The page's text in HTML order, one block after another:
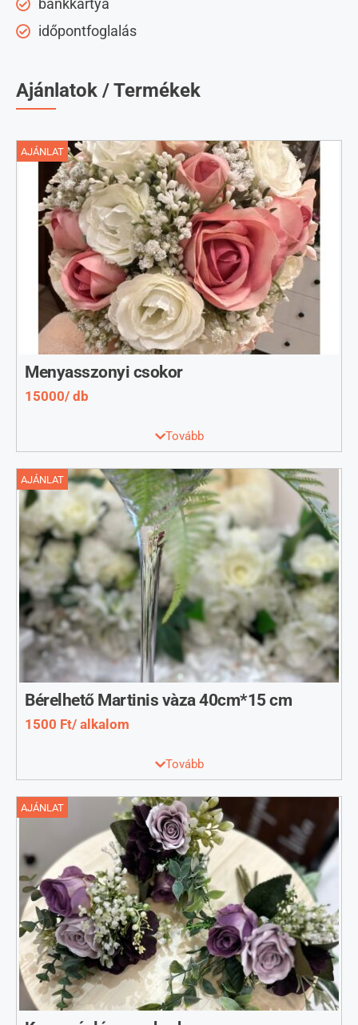
időpontfoglalás
Ajánlatok / Termékek
AJÁNLAT
Menyasszonyi csokor
15000/ db
Bármilyen színben kérhető. Tovább
AJÁNLAT
Bérelhető Martinis vàza 40cm*15 cm
1500 Ft/ alkalom
Tovább
AJÁNLAT